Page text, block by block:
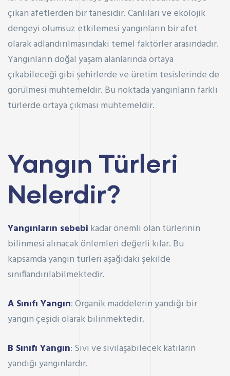
çıkan afetlerden bir tanesidir. Canlıları ve ekolojik
dengeyi olumsuz etkilemesi yangınların bir afet
olarak adlandırılmasındaki temel faktörler arasındadır.
Yangınların doğal yaşam alanlarında ortaya
çıkabileceği gibi şehirlerde ve üretim tesislerinde de
görülmesi muhtemeldir. Bu noktada yangınların farklı
türlerde ortaya çıkması muhtemeldir.
Yangın Türleri
Nelerdir?
Yangınların sebebi kadar önemli olan türlerinin
bilinmesi alınacak önlemleri değerli kılar. Bu
kapsamda yangın türleri aşağıdaki şekilde
sınıflandırılabilmektedir.
A Sınıfı Yangın: Organik maddelerin yandığı bir
yangın çeşidi olarak bilinmektedir.
B Sınıfı Yangın: Sıvı ve sıvılaşabilecek katıların
yandığı yangınlardır.